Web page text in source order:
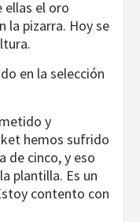
ellas el oro
la pizarra. Hoy se
en la selección
y
hemos sufrido
de cinco, y eso
plantilla. Es un
contento con